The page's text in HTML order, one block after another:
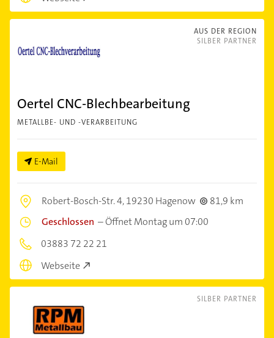
AUS DER REGION
SILBER PARTNER
Oertel CNC-Blechbearbeitung
METALLBE- UND -VERARBEITUNG
E-Mail
Robert-Bosch-Str. 4,19230 Hagenow
81,9 km
Geschlossen –Öffnet Montag um 07:00
03883 72 22 21
Webseite
SILBER PARTNER